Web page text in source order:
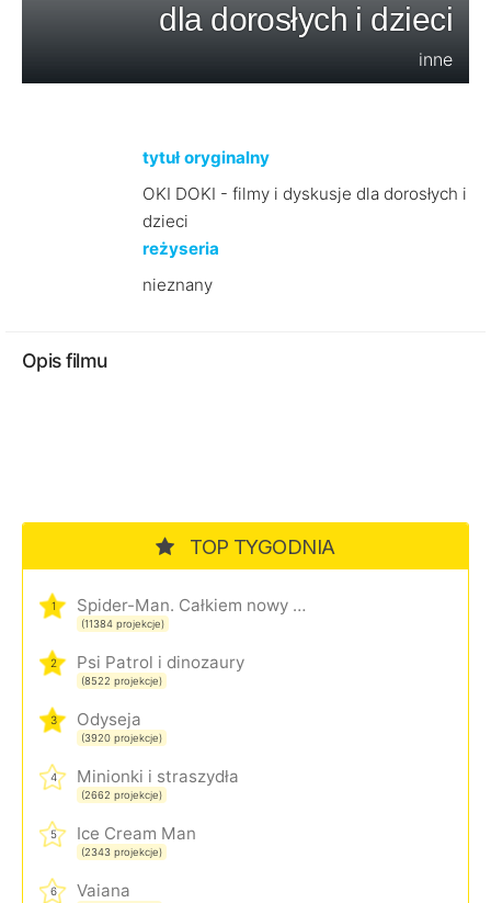
dla dorosłych i dzieci
inne
tytuł oryginalny
OKI DOKI - filmy i dyskusje dla dorosłych i
dzieci
reżyseria
nieznany
Opis filmu
TOP TYGODNIA
1 Spider-Man. Całkiem nowy dzień
(11384 projekcje)
2 Psi Patrol i dinozaury
(8522 projekcje)
3 Odyseja
(3920 projekcje)
4 Minionki i straszydła
(2662 projekcje)
5 Ice Cream Man
(2343 projekcje)
6 Vaiana